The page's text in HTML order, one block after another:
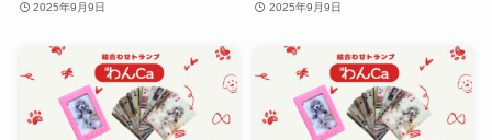
2025年9月9日 2025年9月9日